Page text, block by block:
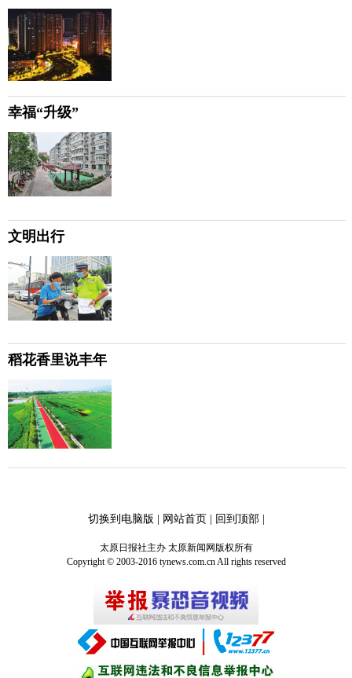
幸福“升级”
文明出行
稻花香里说丰年
切换到电脑版 网站首页 回到顶部|
太原日报社主办 太原新闻网版权所有
Copyright © 2003-2016 tynews.com.cn All rights reserved